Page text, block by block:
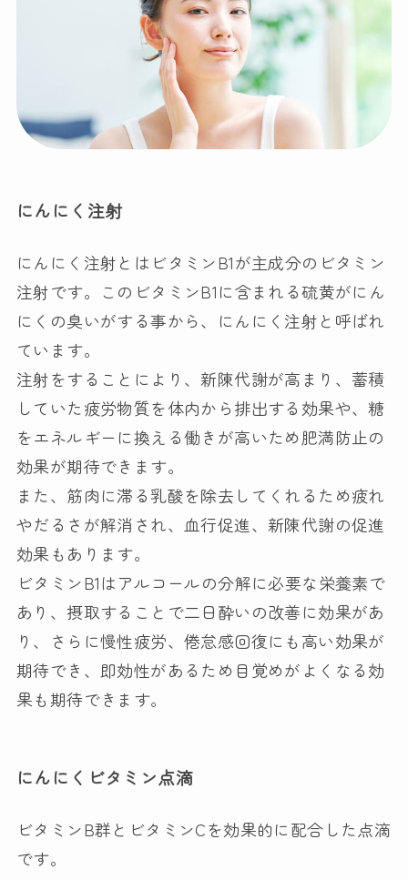
にんにく注射
にんにく注射とはビタミンB1が主成分のビタミン
注射です。このビタミンB1に含まれる硫黄がにん
にくの臭いがする事から、にんにく注射と呼ばれ
ています。
注射をすることにより、新陳代謝が高まり、蓄積
していた疲労物質を体内から排出する効果や、糖
をエネルギーに換える働きが高いため肥満防止の
効果が期待できます。
また、筋肉に滞る乳酸を除去してくれるため疲れ
やだるさが解消され、血行促進、新陳代謝の促進
効果もあります。
ビタミンB1はアルコールの分解に必要な栄養素で
あり、摂取することで二日酔いの改善に効果があ
り、さらに慢性疲労、倦怠感回復にも高い効果が
期待でき、即効性があるため目覚めがよくなる効
果も期待できます。
にんにくビタミン点滴
ビタミンB群とビタミンCを効果的に配合した点滴
です。